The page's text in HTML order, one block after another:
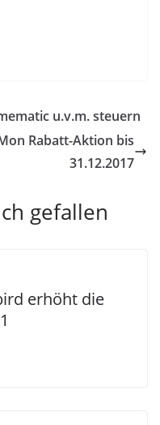
u.v.m. steuern
Rabatt-Aktion bis
31.12.2017
gefallen
erhöht die